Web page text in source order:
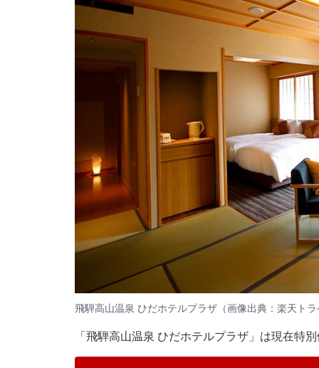
飛騨高山温泉 ひだホテルプラザ（画像出典：楽天トラ
「飛騨高山温泉 ひだホテルプラザ」は現在特